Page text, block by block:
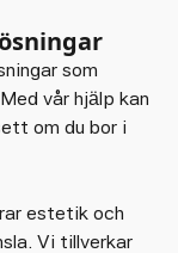
som
vår hjälp kan
om du bor i
estetik och
Vi tillverkar